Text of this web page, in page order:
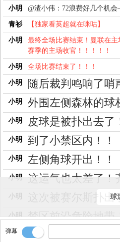
小明 @渣小伟：72浪费好几个机
青衫 【独家看英超就在咪咕】
小明
最终全场比赛结束！曼联在
赛季的主场收官！！！！！
小明 全场比赛结束了！！！
小明 随后裁判鸣响了哨
小明 外围左侧森林的球
小明 皮球是被扑出去了
小明 到了小禁区内！！
小明 左侧角球开出！！
小明 这运气也太差了！
小明 这次被赛尔斯扑出
小明 禁区前沿危险地带
小明 被门线封堵！！
球
弹幕